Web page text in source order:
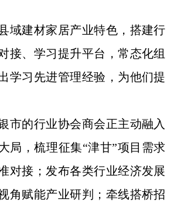
建材家居产业特色，搭建行
接、学习提升平台，常态化组
学习先进管理经验，为他们提
的行业协会商会正主动融入
局，梳理征集“津甘”项目需求
对接；发布各类行业经济发展
角赋能产业研判；牵线搭桥招